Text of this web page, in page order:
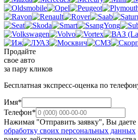
Продайте
свое авто
за пару кликов
Бесплатная экспресс-оценка по
Имя*
Телефон*
Нажимая "Отправить заявку", Вы даете
обработку своих персональных данных